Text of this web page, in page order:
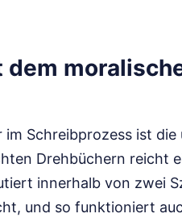
dem
im Schreibprozess ist
Drehbüchern reicht
innerhalb von zwei
und so funktioniert